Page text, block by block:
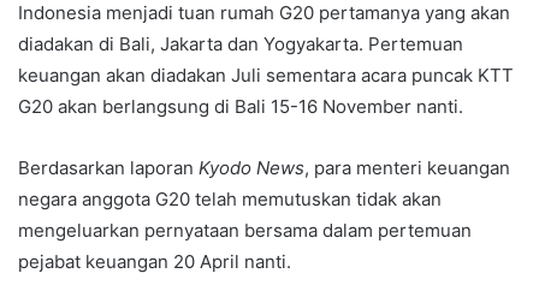
Indonesia menjadi tuan rumah G20 pertamanya yang akan
diadakan di Bali, Jakarta dan Yogyakarta. Pertemuan
keuangan akan diadakan Juli sementara acara puncak KTT
G20 akan berlangsung di Bali 15-16 November nanti.
Berdasarkan laporan Kyodo News, para menteri keuangan
negara anggota G20 telah memutuskan tidak akan
mengeluarkan pernyataan bersama dalam pertemuan
pejabat keuangan 20 April nanti.